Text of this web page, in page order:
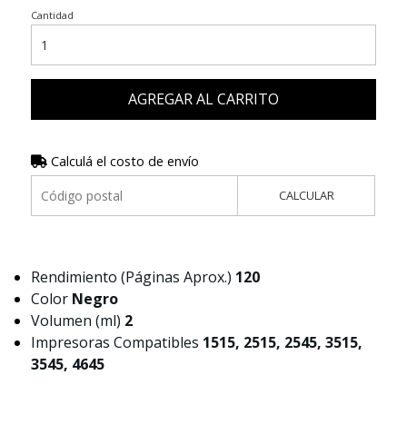
Cantidad
AGREGAR AL CARRITO
Calculá el costo de envío
CALCULAR
Rendimiento (Páginas Aprox.) 120
Color Negro
Volumen (ml) 2
Impresoras Compatibles 1515, 2515, 2545, 3515,
3545, 4645